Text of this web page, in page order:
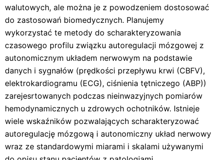
walutowych, ale można je z powodzeniem dostosować
do zastosowań biomedycznych. Planujemy
wykorzystać te metody do scharakteryzowania
czasowego profilu związku autoregulacji mózgowej z
autonomicznym układem nerwowym na podstawie
danych i sygnałów (prędkości przepływu krwi (CBFV),
elektrokardiogramu (ECG), ciśnienia tętniczego (ABP))
zarejesrtowanych podczas nieinwazyjnych pomiarów
hemodynamicznych u zdrowych ochotników. Istnieje
wiele wskaźników pozwalających scharakteryzować
autoregulację mózgową i autonomiczny układ nerwowy
wraz ze standardowymi miarami i skalami używanymi